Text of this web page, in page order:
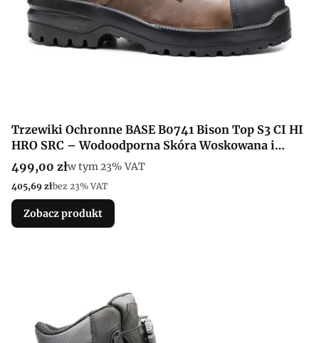
Trzewiki Ochronne BASE B0741 Bison Top S3 CI HI
HRO SRC – Wodoodporna Skóra Woskowana i
Podnosek SlimCap
Cena brutto
499,00 złw tym %s VAT
w tym23% VAT
Cena netto
405,69 złbez 23% VAT
Zobacz produkt